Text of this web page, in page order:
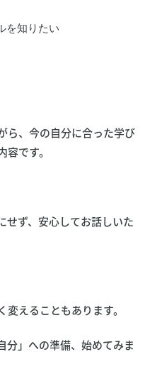
を知りたい
ら、今の自分に合った学び
です。
せず、安心してお話しいた
えることもあります。
分」への準備、始めてみま